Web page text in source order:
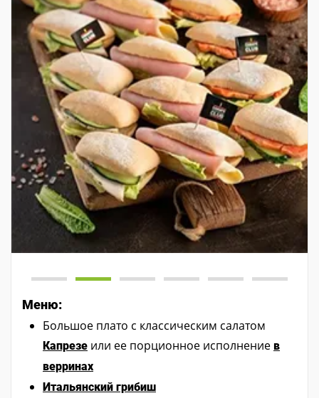
Меню:
Большое плато с классическим салатом
Капрезе или ее порционное исполнение в
верринах
Итальянский грибиш